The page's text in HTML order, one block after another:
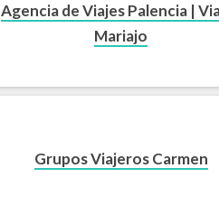
Agencia de Viajes Palencia |
Mariajo
Grupos Viajeros Carmen